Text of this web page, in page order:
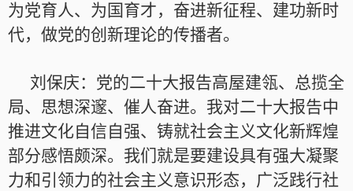
为党育人、为国育才，奋进新征程、建功新时
代，做党的创新理论的传播者。
刘保庆：党的二十大报告高屋建瓴、总揽全
局、思想深邃、催人奋进。我对二十大报告中
推进文化自信自强、铸就社会主义文化新辉煌
部分感悟颇深。我们就是要建设具有强大凝聚
力和引领力的社会主义意识形态，广泛践行社